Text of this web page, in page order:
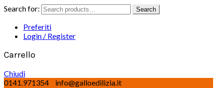
Search for: Search
Preferiti
Login / Register
Carrello
Chiudi
0141.971354
info@galloedilizia.it